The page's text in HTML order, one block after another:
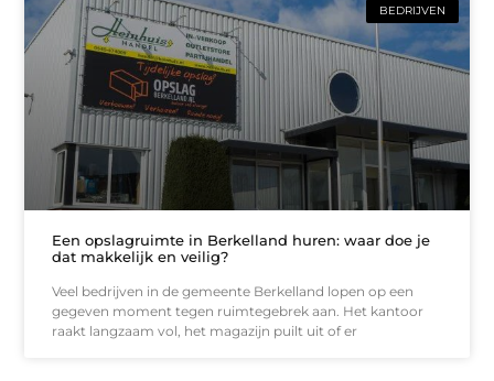
BEDRIJVEN
Een opslagruimte in Berkelland huren: waar doe je
dat makkelijk en veilig?
Veel bedrijven in de gemeente Berkelland lopen op een
gegeven moment tegen ruimtegebrek aan. Het kantoor
raakt langzaam vol, het magazijn puilt uit of er